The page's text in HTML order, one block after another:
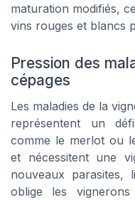
maturation modifiés,
vins rouges et blancs
Pression des
cépages
Les maladies de la
représentent un
comme le merlot ou
et nécessitent une
nouveaux parasites,
oblige les